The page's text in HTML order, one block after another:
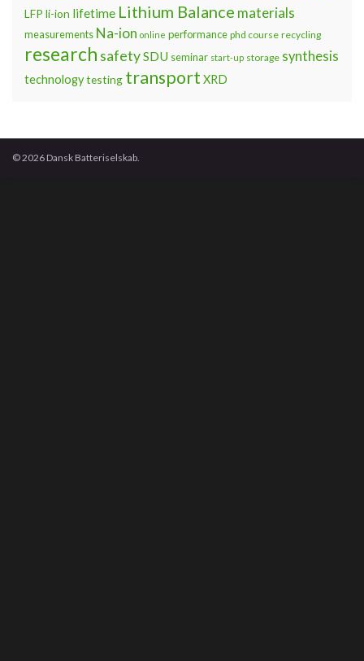
LFP li-ion lifetime Lithium Balance materials
measurements Na-ion online performance phd course recycling
research safetySDU seminar start-up storage synthesis
technologytesting transport XRD
© 2026 Dansk Batteriselskab.